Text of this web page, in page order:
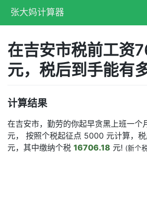
张大妈计算器
在吉安市税前工资
元，税后到手能有
计算结果
在吉安市，勤劳的你起早贪黑上班一个
元， 按照个税起征点 5000 元计算，
元，其中缴纳个税 16706.18 元! (新个